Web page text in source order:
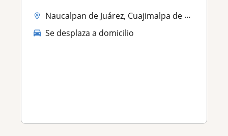
Naucalpan de Juárez, Cuajimalpa de Morelos, Lerma
Se desplaza a domicilio